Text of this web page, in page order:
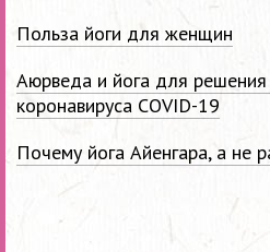
Польза йоги для женщин
Аюрведа и йога для
коронавируса COVID-19
Почему йога Айенгара, а не